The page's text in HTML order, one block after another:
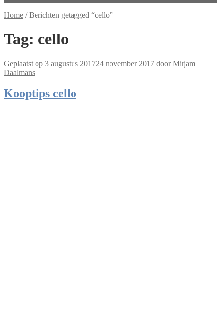
Home /Berichten getagged “cello”
Tag: cello
Geplaatst op 3 augustus 201724 november 2017 doorMirjam
Daalmans
Kooptips cello